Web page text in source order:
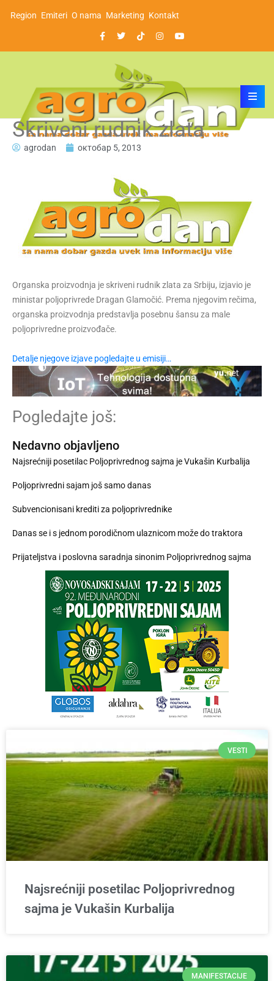
Region Emiteri O nama Marketing Kontakt
Skriveni rudnik zlata
agrodan октобар 5, 2013
Organska proizvodnja je skriveni rudnik zlata za Srbiju, izjavio je
ministar poljoprivrede Dragan Glamočić. Prema njegovim rečima,
organska proizvodnja predstavlja posebnu šansu za male
poljoprivredne proizvođače.
Detalje njegove izjave pogledajte u emisiji…
Pogledajte još:
Nedavno objavljeno
Najsrećniji posetilac Poljoprivrednog sajma je Vukašin Kurbalija
Poljoprivredni sajam još samo danas
Subvencionisani krediti za poljoprivrednike
Danas se i s jednom porodičnom ulaznicom može do traktora
Prijateljstva i poslovna saradnja sinonim Poljoprivrednog sajma
VESTI
Najsrećniji posetilac Poljoprivrednog
sajma je Vukašin Kurbalija
MANIFESTACIJE